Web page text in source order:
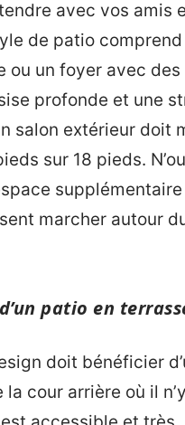
avec vos amis
de patio
ou un foyer avec
profonde et une
salon extérieur doit
sur 18 pieds.
marcher autour
patio en
doit bénéficier
cour arrière où il